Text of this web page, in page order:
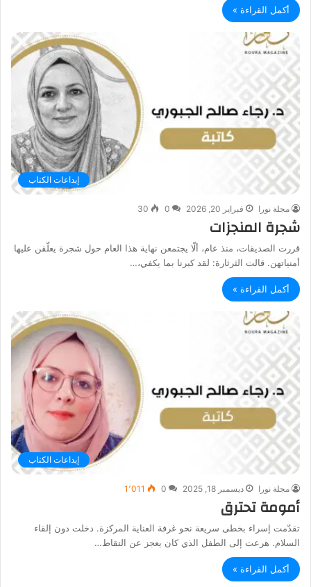
أكمل القراءة »
إبداعات الكتاب
مجلة نورا فبراير 20, 2026 0
30
شجرة المنجزات
قررت الصديقات، منذ عام، ألّا يجتمعن نهاية هذا العام حول شجرة يعلّقن عليها
أمنياتهن. قالت الثرثارة: لقد كبرنا بما يكفي،…
أكمل القراءة »
إبداعات الكتاب
مجلة نورا ديسمبر 18, 2025 0 1٬011
أمومة تحترق
تقدّمت إسراء بخطى سريعة نحو غرفة العناية المركزة. دخلت دون إلقاء
السلام. هرعت إلى الطفل الذي كان يعجز عن التقاط…
أكمل القراءة »